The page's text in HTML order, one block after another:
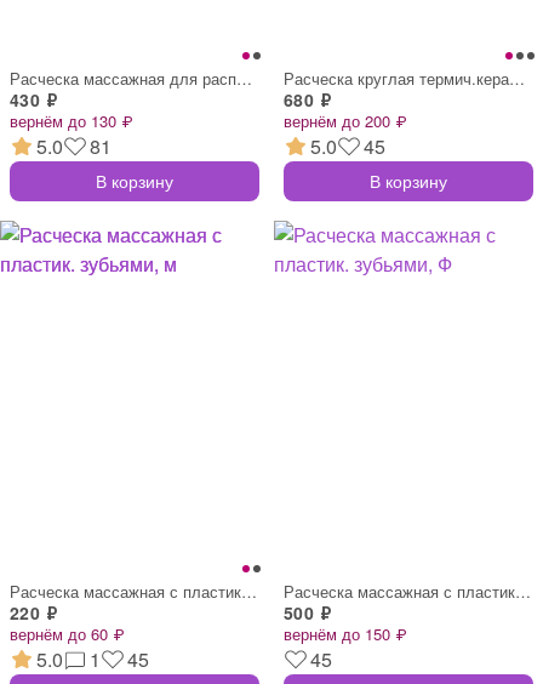
Расческа массажная для распутывания воло
430 ₽
вернём до 130 ₽
5.0 81
В корзину
Расческа круглая термич.керам. для уклад
680 ₽
вернём до 200 ₽
5.0 45
В корзину
Расческа массажная с пластик. зубьями, м
220 ₽
вернём до 60 ₽
5.0 1 45
Расческа массажная с пластик. зубьями, Ф
500 ₽
вернём до 150 ₽
45